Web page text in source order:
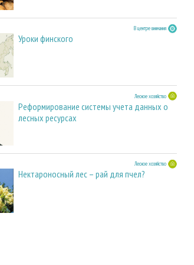
В центре внимания
Уроки финского
Лесное хозяйство
Реформирование системы учета данных о
лесных ресурсах
Лесное хозяйство
Нектароносный лес – рай для пчел?